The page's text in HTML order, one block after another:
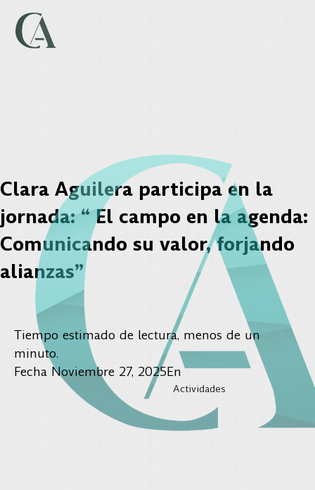
Clara Aguilera participa en la
jornada: “ El campo en la agenda:
Comunicando su valor, forjando
alianzas”
Tiempo estimado de lectura, menos de un
minuto.
Fecha Noviembre 27, 2025En
Actividades